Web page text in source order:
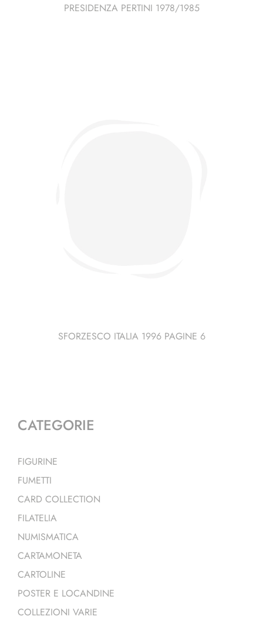
PRESIDENZA PERTINI 1978/1985
SFORZESCO ITALIA 1996 PAGINE 6
CATEGORIE
FIGURINE
FUMETTI
CARD COLLECTION
FILATELIA
NUMISMATICA
CARTAMONETA
CARTOLINE
POSTER E LOCANDINE
COLLEZIONI VARIE